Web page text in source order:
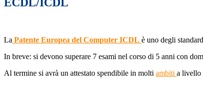
ECDL/ICDL
La Patente Europea del Computer ICDL è uno degli
In breve: si devono superare 7 esami nel corso di 5 anni con
Al termine si avrà un attestato spendibile in molti ambiti a livello